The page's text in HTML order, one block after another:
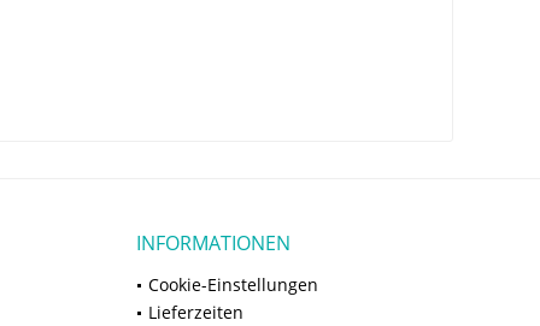
INFORMATIONEN
Cookie-Einstellungen
Lieferzeiten